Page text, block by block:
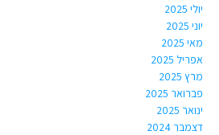
יולי 2025
יוני 2025
מאי 2025
אפריל 2025
מרץ 2025
פברואר 2025
ינואר 2025
דצמבר 2024